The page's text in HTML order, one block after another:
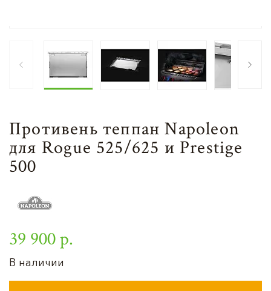
Противень теппан Napoleon
для Rogue 525/625 и Prestige
500
39 900 р.
В наличии